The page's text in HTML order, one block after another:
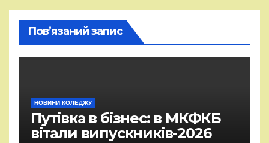
Пов’язаний запис
НОВИНИ КОЛЕДЖУ
Путівка в бізнес: в МКФКБ
вітали випускників-2026